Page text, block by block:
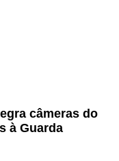
câmeras do
à Guarda